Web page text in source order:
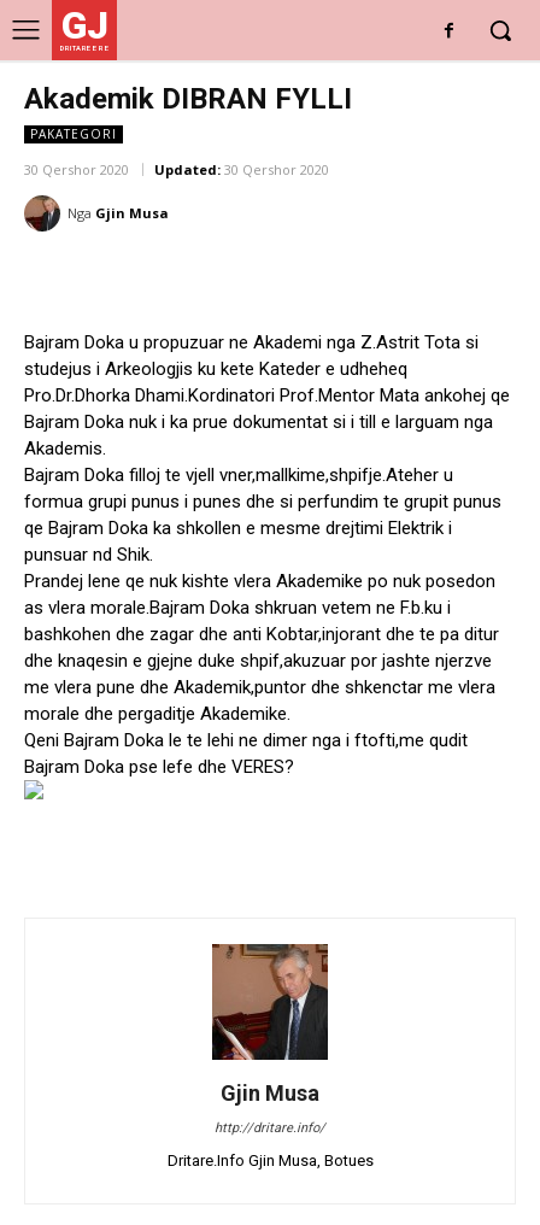
GJ
DRITARE E RE
Akademik DIBRAN FYLLI
PAKATEGORI
30 Qershor 2020 Updated: 30 Qershor 2020
Nga Gjin Musa
Bajram Doka u propuzuar ne Akademi nga Z.Astrit Tota si
studejus i Arkeologjis ku kete Kateder e udheheq
Pro.Dr.Dhorka Dhami.Kordinatori Prof.Mentor Mata ankohej qe
Bajram Doka nuk i ka prue dokumentat si i till e larguam nga
Akademis.
Bajram Doka filloj te vjell vner,mallkime,shpifje.Ateher u
formua grupi punus i punes dhe si perfundim te grupit punus
qe Bajram Doka ka shkollen e mesme drejtimi Elektrik i
punsuar nd Shik.
Prandej lene qe nuk kishte vlera Akademike po nuk posedon
as vlera morale.Bajram Doka shkruan vetem ne F.b.ku i
bashkohen dhe zagar dhe anti Kobtar,injorant dhe te pa ditur
dhe knaqesin e gjejne duke shpif,akuzuar por jashte njerzve
me vlera pune dhe Akademik,puntor dhe shkenctar me vlera
morale dhe pergaditje Akademike.
Qeni Bajram Doka le te lehi ne dimer nga i ftofti,me qudit
Bajram Doka pse lefe dhe VERES?
Gjin Musa
http://dritare.info/
Dritare.Info Gjin Musa, Botues